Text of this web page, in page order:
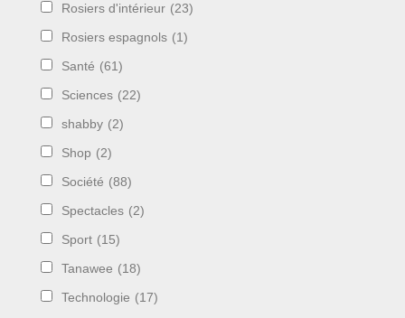
Rosiers d'intérieur (23)
Rosiers espagnols (1)
Santé (61)
Sciences (22)
shabby (2)
Shop (2)
Société (88)
Spectacles (2)
Sport (15)
Tanawee (18)
Technologie (17)